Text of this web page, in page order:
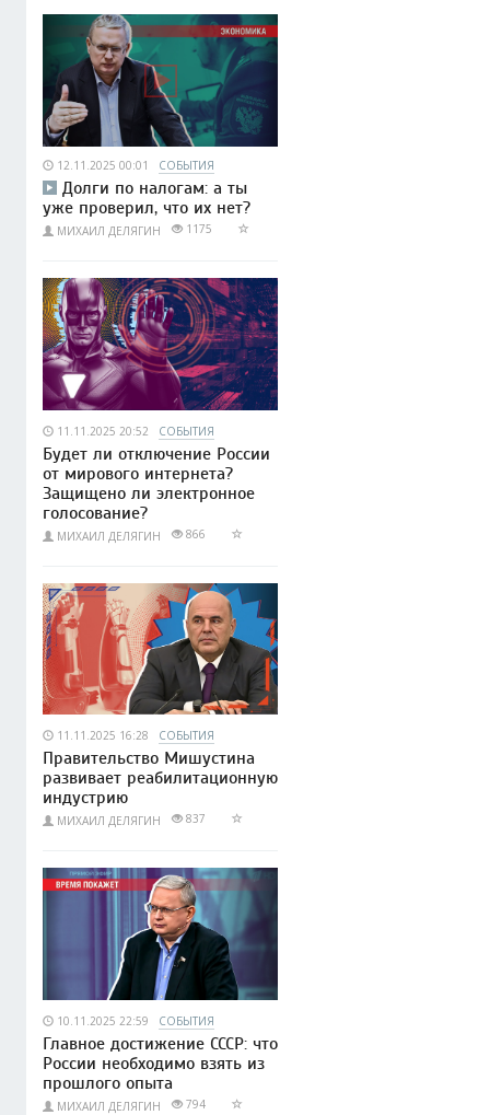
12.11.2025 00:01 СОБЫТИЯ
Долги по налогам: а ты
уже проверил, что их нет?
МИХАИЛ ДЕЛЯГИН 1175
11.11.2025 20:52 СОБЫТИЯ
Будет ли отключение России
от мирового интернета?
Защищено ли электронное
голосование?
МИХАИЛ ДЕЛЯГИН 866
11.11.2025 16:28 СОБЫТИЯ
Правительство Мишустина
развивает реабилитационную
индустрию
МИХАИЛ ДЕЛЯГИН 837
10.11.2025 22:59 СОБЫТИЯ
Главное достижение СССР: что
России необходимо взять из
прошлого опыта
МИХАИЛ ДЕЛЯГИН 794